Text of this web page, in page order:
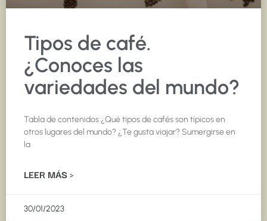
Tipos de café.
¿Conoces las
variedades del mundo?
Tabla de contenidos ¿Qué tipos de cafés son típicos en
otros lugares del mundo? ¿Te gusta viajar? Sumergirse en
la
LEER MÁS >
30/01/2023